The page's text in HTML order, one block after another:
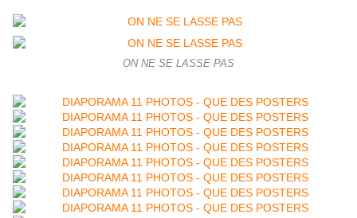
ON NE SE LASSE PAS